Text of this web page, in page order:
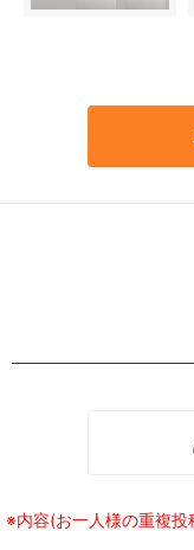
※内容(お一人様の重複投